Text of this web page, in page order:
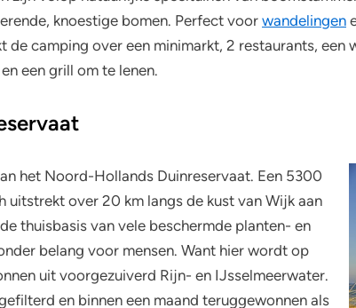
knoestige bomen. Perfect voor wandelingen
de camping over een minimarkt, 2 restaurants,
een grill om te lenen.
het Noord-Hollands Duinreservaat. Een 5300
over 20 km langs de kust van Wijk aan
thuisbasis van vele beschermde planten- en
belang voor mensen. Want hier wordt op
uit voorgezuiverd Rijn- en IJsselmeerwater.
en binnen een maand teruggewonnen als